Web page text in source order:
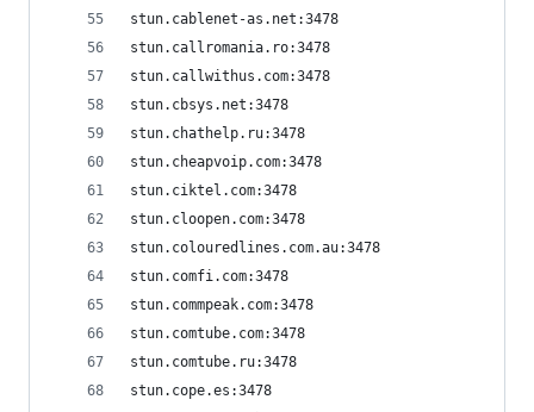
stun.cablenet-as.net:3478
stun.callromania.ro:3478
stun.callwithus.com:3478
stun.cbsys.net:3478
stun.chathelp.ru:3478
stun.cheapvoip.com:3478
stun.ciktel.com:3478
stun.cloopen.com:3478
stun.colouredlines.com.au:3478
stun.comfi.com:3478
stun.commpeak.com:3478
stun.comtube.com:3478
stun.comtube.ru:3478
stun.cope.es:3478